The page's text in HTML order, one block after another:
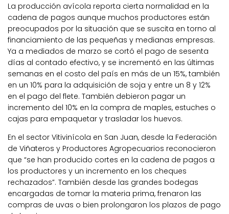
La producción avícola reporta cierta normalidad en la
cadena de pagos aunque muchos productores están
preocupados por la situación que se suscita en torno al
financiamiento de las pequeñas y medianas empresas.
Ya a mediados de marzo se cortó el pago de sesenta
días al contado efectivo, y se incrementó en las últimas
semanas en el costo del país en más de un 15%, también
en un 10% para la adquisición de soja y entre un 8 y 12%
en el pago del flete. También debieron pagar un
incremento del 10% en la compra de maples, estuches o
cajas para empaquetar y trasladar los huevos.
En el sector Vitivinícola en San Juan, desde la Federación
de Viñateros y Productores Agropecuarios reconocieron
que “se han producido cortes en la cadena de pagos a
los productores y un incremento en los cheques
rechazados”. También desde las grandes bodegas
encargadas de tomar la materia prima, frenaron las
compras de uvas o bien prolongaron los plazos de pago